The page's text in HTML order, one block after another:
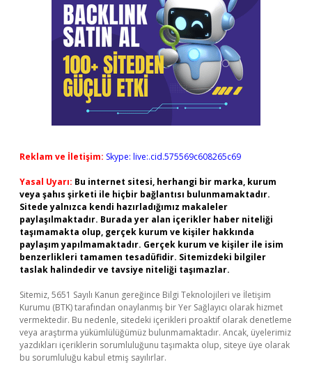
Reklam ve İletişim: Skype: live:.cid.575569c608265c69
Yasal Uyarı: Bu internet sitesi, herhangi bir marka, kurum
veya şahıs şirketi ile hiçbir bağlantısı bulunmamaktadır.
Sitede yalnızca kendi hazırladığımız makaleler
paylaşılmaktadır. Burada yer alan içerikler haber niteliği
taşımamakta olup, gerçek kurum ve kişiler hakkında
paylaşım yapılmamaktadır. Gerçek kurum ve kişiler ile isim
benzerlikleri tamamen tesadüfidir. Sitemizdeki bilgiler
taslak halindedir ve tavsiye niteliği taşımazlar.
Sitemiz, 5651 Sayılı Kanun gereğince Bilgi Teknolojileri ve İletişim
Kurumu (BTK) tarafından onaylanmış bir Yer Sağlayıcı olarak hizmet
vermektedir. Bu nedenle, sitedeki içerikleri proaktif olarak denetleme
veya araştırma yükümlülüğümüz bulunmamaktadır. Ancak, üyelerimiz
yazdıkları içeriklerin sorumluluğunu taşımakta olup, siteye üye olarak
bu sorumluluğu kabul etmiş sayılırlar.